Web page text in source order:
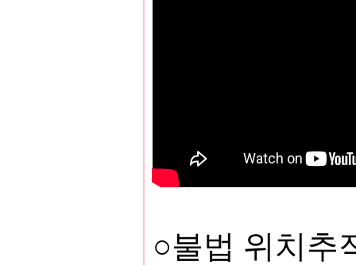
○불법 위치추